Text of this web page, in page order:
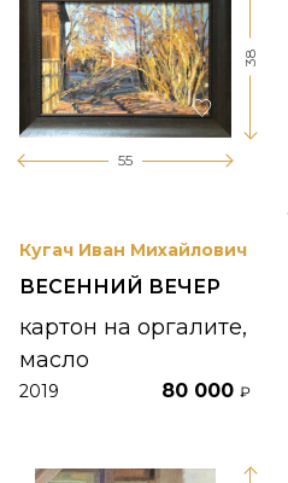
55
38
Кугач Иван Михайлович
ВЕСЕННИЙ ВЕЧЕР
картон на оргалите,
масло
2019 80 000 ₽